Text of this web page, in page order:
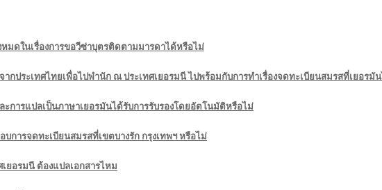
มดในเรื่องการขอวีซ่าบุตรติดตามมารดาได้หรือไม่
ากประเทศไทยเพื่อไปพำนัก ณ ประเทศเยอรมนี ไปพร้อมกับการทำเรื่องจดทะเบียนสมรสที่เยอรมั
การแปลเป็นภาษาเยอรมันได้รับการรับรองโดยอัตโนมัติหรือไม่
การจดทะเบียนสมรสที่เขตบางรัก กรุงเทพฯ หรือไม่
เยอรมนี ต้องแปลเอกสารไหม